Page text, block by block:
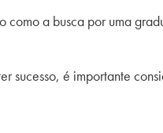
a busca por uma
sucesso, é importante